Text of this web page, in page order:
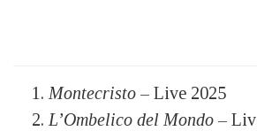
Montecristo – Live 2025
L’Ombelico del Mondo –